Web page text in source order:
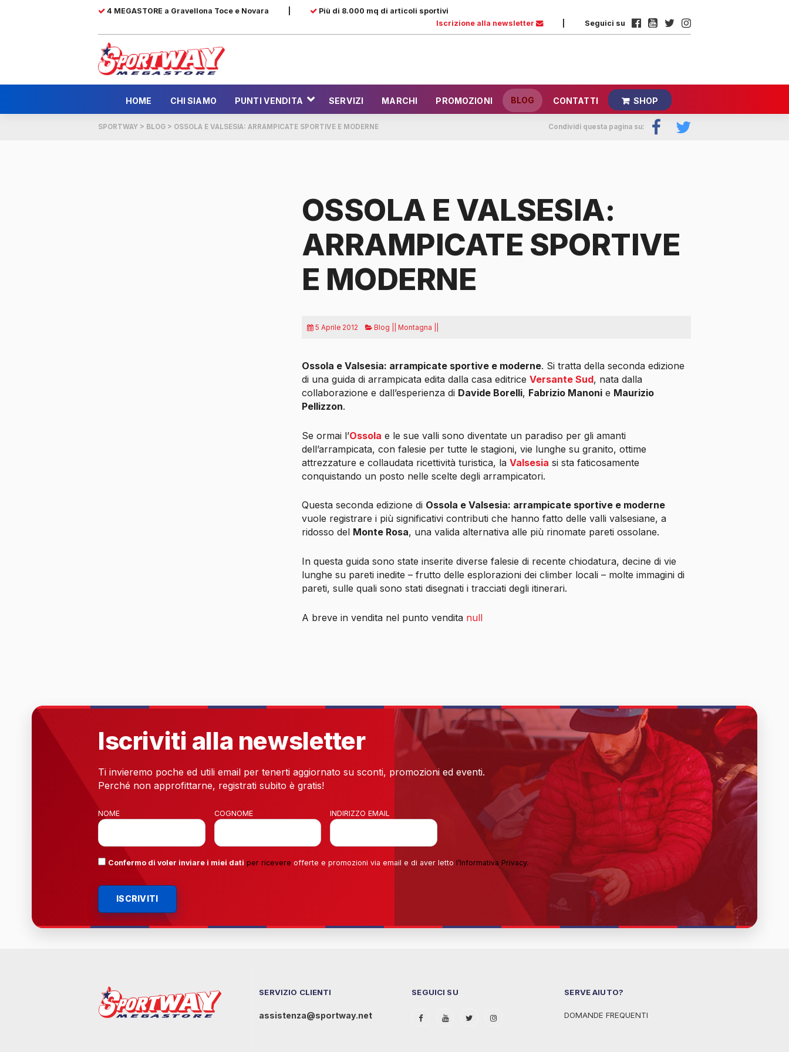
4 MEGASTORE a Gravellona Toce e Novara
Più di 8.000 mq di articoli sportivi
Iscrizione alla newsletter
Seguici su
HOME CHI SIAMO PUNTI VENDITA SERVIZI MARCHI PROMOZIONI BLOG CONTATTI SHOP
SPORTWAY > BLOG > OSSOLA E VALSESIA: ARRAMPICATE SPORTIVE E MODERNE Condividi questa pagina su:
OSSOLA E VALSESIA:
ARRAMPICATE SPORTIVE
E MODERNE
5 Aprile 2012 Blog || Montagna ||
Ossola e Valsesia: arrampicate sportive e moderne. Si tratta della seconda edizione
di una guida di arrampicata edita dalla casa editrice Versante Sud, nata dalla
collaborazione e dall’esperienza di Davide Borelli, Fabrizio Manonie Maurizio
Pellizzon.
Se ormai l’Ossola e le sue valli sono diventate un paradiso per gli amanti
dell’arrampicata, con falesie per tutte le stagioni, vie lunghe su granito, ottime
attrezzature e collaudata ricettività turistica, la Valsesia si sta faticosamente
conquistando un posto nelle scelte degli arrampicatori.
Questa seconda edizione di Ossola e Valsesia: arrampicate sportive e moderne
vuole registrare i più significativi contributi che hanno fatto delle valli valsesiane, a
ridosso del Monte Rosa, una valida alternativa alle più rinomate pareti ossolane.
In questa guida sono state inserite diverse falesie di recente chiodatura, decine di vie
lunghe su pareti inedite – frutto delle esplorazioni dei climber locali – molte immagini di
pareti, sulle quali sono stati disegnati i tracciati degli itinerari.
A breve in vendita nel punto vendita null
Iscriviti alla newsletter
Ti invieremo poche ed utili email per tenerti aggiornato su sconti, promozioni ed eventi.
Perché non approfittarne, registrati subito è gratis!
NOME COGNOME INDIRIZZO EMAIL
Confermo di voler inviare i miei dati per ricevere offerte e promozioni via email e di aver letto l’Informativa Privacy.
ISCRIVITI
SERVIZIO CLIENTI
assistenza@sportway.net
SEGUICI SU SERVE AIUTO?
DOMANDE FREQUENTI